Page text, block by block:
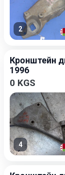
2
Кронштейн
1996
0 KGS
4